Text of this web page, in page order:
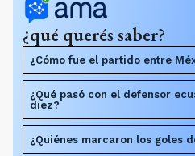
¿qué querés saber?
¿Cómo fue el partido entre
¿Qué pasó con el defensor
diez?
¿Quiénes marcaron los goles